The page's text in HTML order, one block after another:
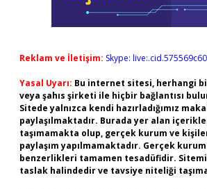
Reklam ve İletişim: Skype:
Yasal Uyarı: Bu internet sitesi, herhangi
veya şahıs şirketi ile hiçbir bağlantısı
Sitede yalnızca kendi hazırladığımız
paylaşılmaktadır. Burada yer alan
taşımamakta olup, gerçek kurum ve
paylaşım yapılmamaktadır. Gerçek
benzerlikleri tamamen tesadüfidir.
taslak halindedir ve tavsiye niteliği